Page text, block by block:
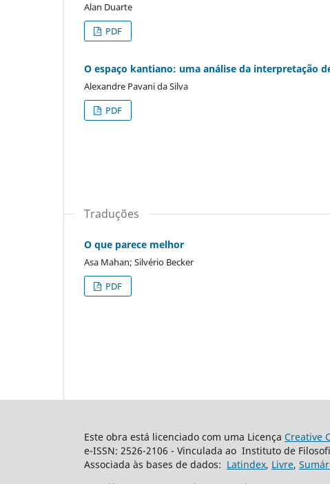
Alan Duarte
PDF
O espaço kantiano: uma análise da interpretação
Alexandre Pavani da Silva
PDF
Traduções
O que parece melhor
Asa Mahan; Silvério Becker
PDF
Este obra está licenciado com uma Licença Creative
e-ISSN: 2526-2106 - Vinculada ao Instituto de
Associada às bases de dados: Latindex, Livre,